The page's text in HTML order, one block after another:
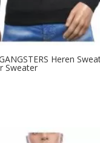
Heren
Sweater